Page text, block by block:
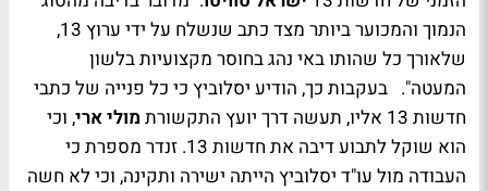
הנמוך והמכוער ביותר מצד כתב שנשלח על ידי ערוץ 13,
שלאורך כל שהותו באי נהג בחוסר מקצועיות בלשון
המעטה". בעקבות כך, הודיע יסלוביץ כי כל פנייה של כתבי
חדשות 13 אליו, תעשה דרך יועץ התקשורת
מולי ארי, וכי
הוא שוקל לתבוע דיבה את חדשות 13. זנדר מספרת כי
העבודה מול עו"ד יסלוביץ הייתה ישירה ותקינה, וכי לא חשה